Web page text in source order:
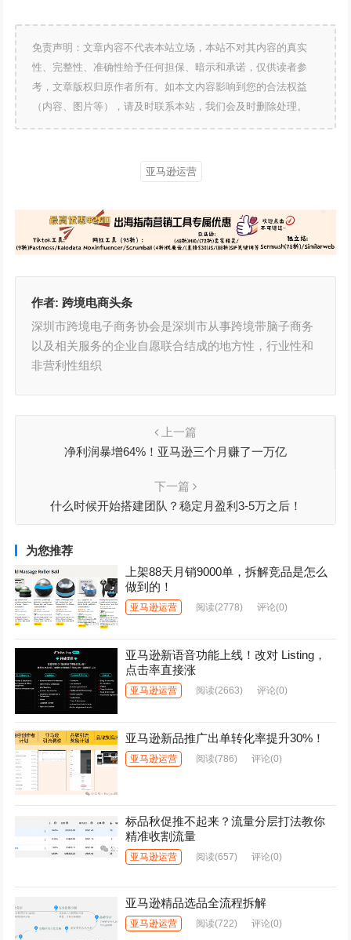
免责声明：文章内容不代表本站立场，本站不对其内容的真实
性、完整性、准确性给予任何担保、暗示和承诺，仅供读者参
考，文章版权归原作者所有。如本文内容影响到您的合法权益
（内容、图片等），请及时联系本站，我们会及时删除处理。
亚马逊运营
作者: 跨境电商头条
深圳市跨境电子商务协会是深圳市从事跨境带脑子商务
以及相关服务的企业自愿联合结成的地方性，行业性和
非营利性组织
上一篇
净利润暴增64%！亚马逊三个月赚了一万亿
下一篇
什么时候开始搭建团队？稳定月盈利3-5万之后！
为您推荐
上架88天月销9000单，拆解竞品是怎么
做到的！
亚马逊运营 阅读(2778) 评论(0)
亚马逊新语音功能上线！改对 Listing，
点击率直接涨
亚马逊运营 阅读(2663) 评论(0)
亚马逊新品推广出单转化率提升30%！
亚马逊运营 阅读(786) 评论(0)
标品秋促推不起来？流量分层打法教你
精准收割流量
亚马逊运营 阅读(657) 评论(0)
亚马逊精品选品全流程拆解
亚马逊运营 阅读(722) 评论(0)